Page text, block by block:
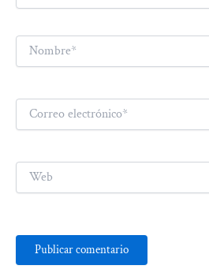
Nombre*
Correo
electrónico*
Web